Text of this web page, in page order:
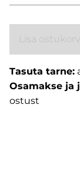
Tasuta tarne:
Osamakse ja
ostust